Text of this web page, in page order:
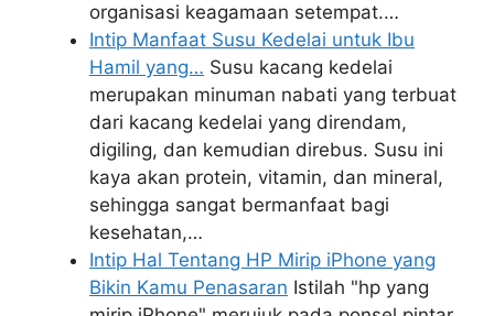
organisasi keagamaan setempat.…
Intip Manfaat Susu Kedelai untuk Ibu
Hamil yang… Susu kacang kedelai
merupakan minuman nabati yang terbuat
dari kacang kedelai yang direndam,
digiling, dan kemudian direbus. Susu ini
kaya akan protein, vitamin, dan mineral,
sehingga sangat bermanfaat bagi
kesehatan,…
Intip Hal Tentang HP Mirip iPhone yang
Bikin Kamu Penasaran Istilah "hp yang